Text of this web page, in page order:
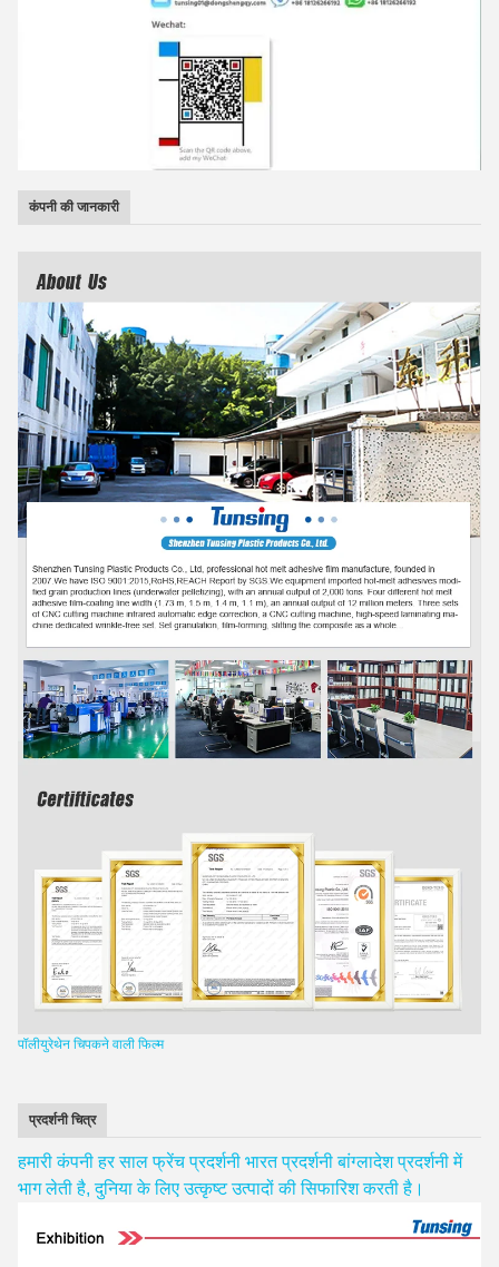
कंपनी की जानकारी
पॉलीयुरेथेन चिपकने वाली फिल्म
प्रदर्शनी चित्र
हमारी कंपनी हर साल फ्रेंच प्रदर्शनी भारत प्रदर्शनी बांग्लादेश प्रदर्शनी में
भाग लेती है, दुनिया के लिए उत्कृष्ट उत्पादों की सिफारिश करती है।